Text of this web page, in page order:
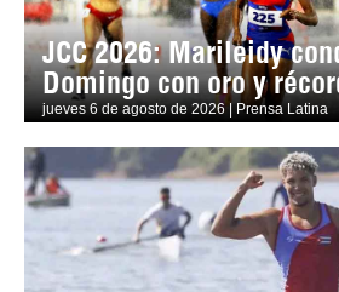
JCC 2026: Marileidy
Domingo con oro y
jueves 6 de agosto de 2026 | Prensa Latina